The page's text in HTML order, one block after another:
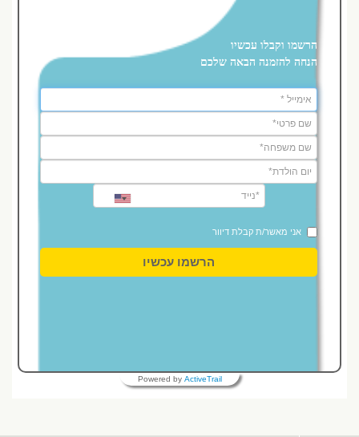
הרשמו וקבלו עכשיו
הנחה להזמנה הבאה שלכם
אני מאשר/ת קבלת דיוור
הרשמו עכשיו
Powered by ActiveTrail